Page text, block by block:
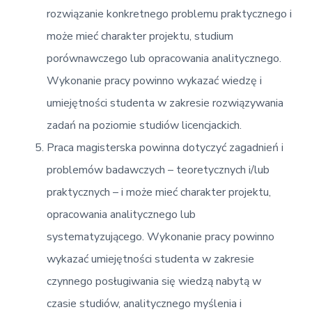
rozwiązanie konkretnego problemu praktycznego i
może mieć charakter projektu, studium
porównawczego lub opracowania analitycznego.
Wykonanie pracy powinno wykazać wiedzę i
umiejętności studenta w zakresie rozwiązywania
zadań na poziomie studiów licencjackich.
Praca magisterska powinna dotyczyć zagadnień i
problemów badawczych – teoretycznych i/lub
praktycznych – i może mieć charakter projektu,
opracowania analitycznego lub
systematyzującego. Wykonanie pracy powinno
wykazać umiejętności studenta w zakresie
czynnego posługiwania się wiedzą nabytą w
czasie studiów, analitycznego myślenia i